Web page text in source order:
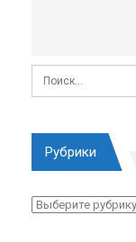
Рубрики
Рубрики